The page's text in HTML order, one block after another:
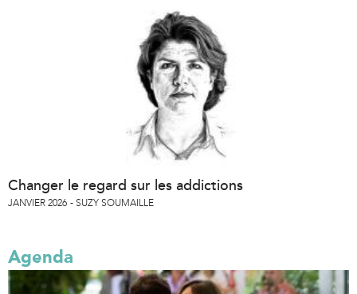
Changer le regard sur les addictions
JANVIER 2026 SUZY SOUMAILLE
Agenda